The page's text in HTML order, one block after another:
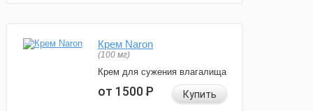
Крем Naron
(100 мг)
Крем для сужения влагалища
от 1500Р Купить